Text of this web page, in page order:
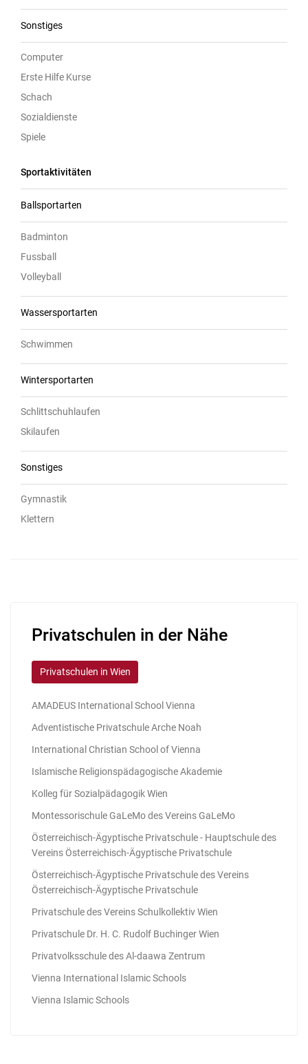
Sonstiges
Computer
Erste Hilfe Kurse
Schach
Sozialdienste
Spiele
Sportaktivitäten
Ballsportarten
Badminton
Fussball
Volleyball
Wassersportarten
Schwimmen
Wintersportarten
Schlittschuhlaufen
Skilaufen
Sonstiges
Gymnastik
Klettern
Privatschulen in der Nähe
Privatschulen in Wien
AMADEUS International School Vienna
Adventistische Privatschule Arche Noah
International Christian School of Vienna
Islamische Religionspädagogische Akademie
Kolleg für Sozialpädagogik Wien
Montessorischule GaLeMo des Vereins GaLeMo
Österreichisch-Ägyptische Privatschule - Hauptschule des
Vereins Österreichisch-Ägyptische Privatschule
Österreichisch-Ägyptische Privatschule des Vereins
Österreichisch-Ägyptische Privatschule
Privatschule des Vereins Schulkollektiv Wien
Privatschule Dr. H. C. Rudolf Buchinger Wien
Privatvolksschule des Al-daawa Zentrum
Vienna International Islamic Schools
Vienna Islamic Schools